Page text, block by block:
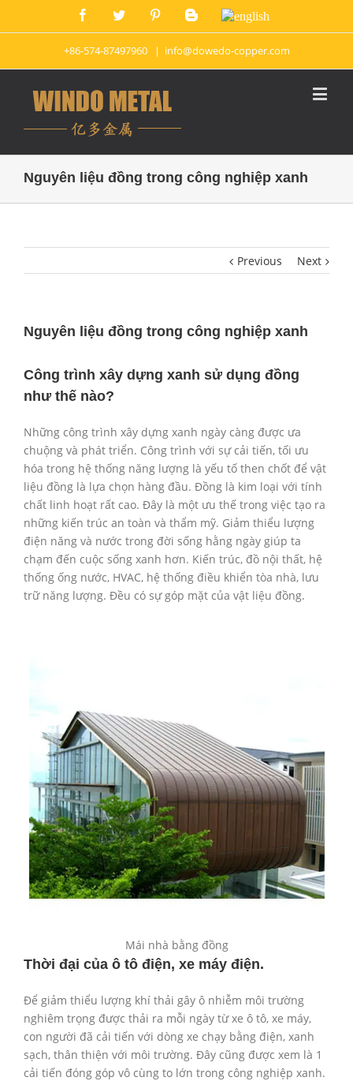
+86-574-87497960 | info@dowedo-copper.com
Nguyên liệu đồng trong công nghiệp xanh
Previous Next
Nguyên liệu đồng trong công nghiệp xanh
Công trình xây dựng xanh sử dụng đồng
như thế nào?
Những công trình xây dựng xanh ngày càng được ưa
chuộng và phát triển. Công trình với sự cải tiến, tối ưu
hóa trong hệ thống năng lượng là yếu tố then chốt để vật
liệu đồng là lựa chọn hàng đầu. Đồng là kim loại với tính
chất linh hoạt rất cao. Đây là một ưu thế trong việc tạo ra
những kiến trúc an toàn và thẩm mỹ. Giảm thiểu lượng
điện năng và nước trong đời sống hằng ngày giúp ta
chạm đến cuộc sống xanh hơn. Kiến trúc, đồ nội thất, hệ
thống ống nước, HVAC, hệ thống điều khiển tòa nhà, lưu
trữ năng lượng. Đều có sự góp mặt của vật liệu đồng.
Mái nhà bằng đồng
Thời đại của ô tô điện, xe máy điện.
Để giảm thiểu lượng khí thải gây ô nhiễm môi trường
nghiêm trọng được thải ra mỗi ngày từ xe ô tô, xe máy,
con người đã cải tiến với dòng xe chạy bằng điện, xanh
sạch, thân thiện với môi trường. Đây cũng được xem là 1
cải tiến đóng góp vô cùng to lớn trong công nghiệp xanh.